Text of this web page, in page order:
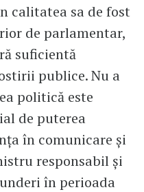
calitatea sa de fost
de parlamentar,
suficientă
publice. Nu a
politică este
de puterea
în comunicare și
responsabil și
în perioada